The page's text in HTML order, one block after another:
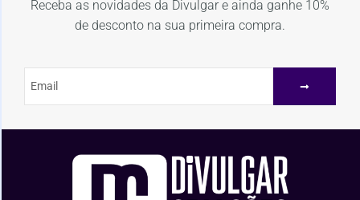
Receba as novidades da Divulgar e ainda ganhe 10%
de desconto na sua primeira compra.